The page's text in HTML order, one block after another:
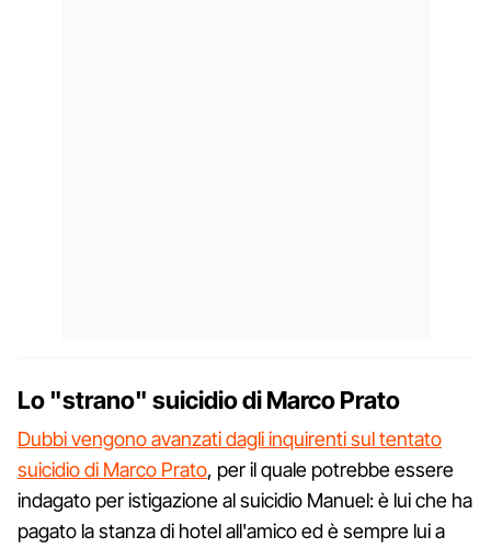
Lo "strano" suicidio di Marco Prato
Dubbi vengono avanzati dagli inquirenti sul tentato
suicidio di Marco Prato, per il quale potrebbe essere
indagato per istigazione al suicidio Manuel: è lui che ha
pagato la stanza di hotel all'amico ed è sempre lui a